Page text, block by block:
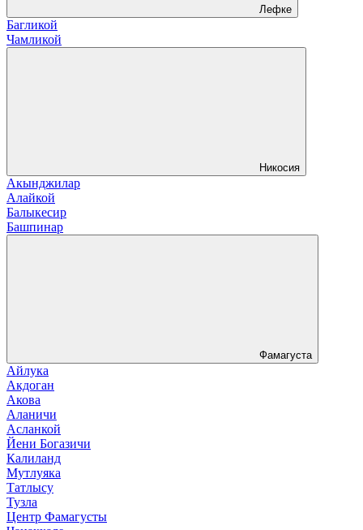
Лефке
Багликой
Чамликой
Никосия
Акынджилар
Алайкой
Балыкесир
Башпинар
Фамагуста
Айлука
Акдоган
Акова
Аланичи
Асланкой
Йени Богазичи
Калиланд
Мутлуяка
Татлысу
Тузла
Центр Фамагусты